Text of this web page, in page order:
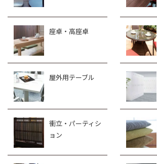
座卓・高座卓
屋外用テーブル
衝立・パーティシ
ョン